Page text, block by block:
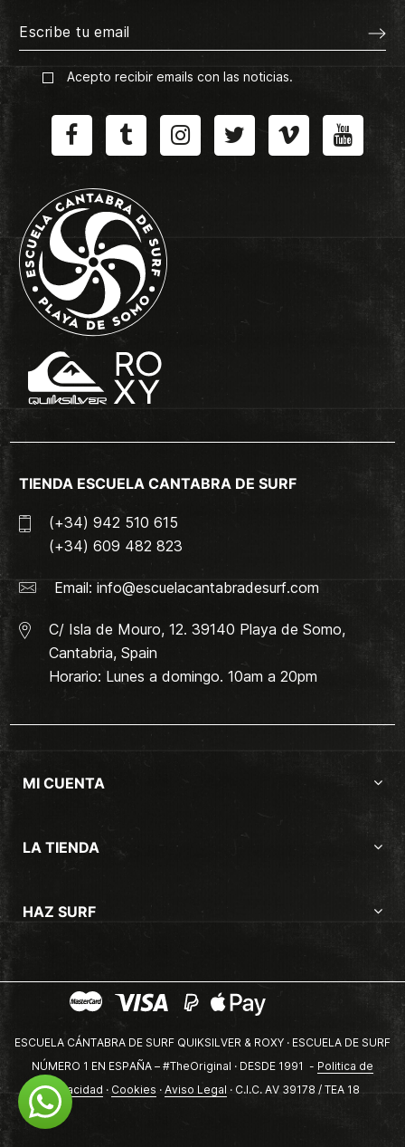
Acepto recibir emails con las noticias.
TIENDA ESCUELA CANTABRA DE SURF
(+34) 942 510 615
(+34) 609 482 823
Email: info@escuelacantabradesurf.com
C/ Isla de Mouro, 12. 39140 Playa de Somo,
Cantabria, Spain
Horario: Lunes a domingo. 10am a 20pm
MI CUENTA
LA TIENDA
HAZ SURF
ESCUELA CÁNTABRA DE SURF QUIKSILVER & ROXY · ESCUELA DE SURF
NÚMERO 1 EN ESPAÑA – #TheOriginal · DESDE 1991 - Politica de
privacidad · Cookies · Aviso Legal · C.I.C. AV 39178 / TEA 18